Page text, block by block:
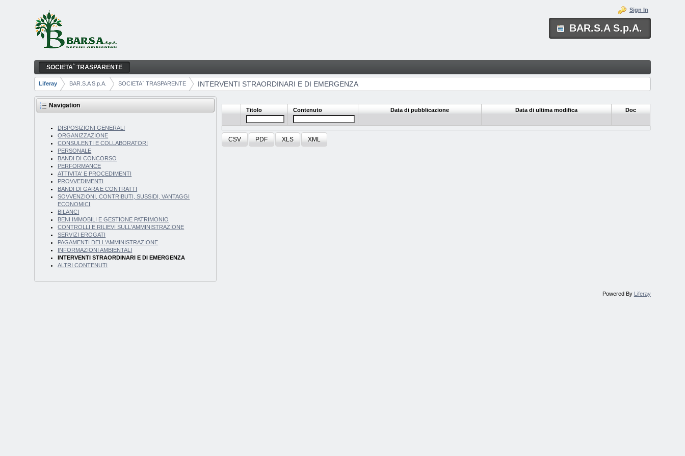
BAR.S.A S.p.A.
INTERVENTI STRAORDINARI E DI EMERGENZA
Sign In
Navigation
SOCIETA` TRASPARENTE
Breadcrumbs
Liferay BAR.S.A S.p.A. SOCIETA` TRASPARENTE INTERVENTI STRAORDINARI E DI EMERGENZA
Navigation
DISPOSIZIONI GENERALI
ORGANIZZAZIONE
CONSULENTI E COLLABORATORI
PERSONALE
BANDI DI CONCORSO
PERFORMANCE
ATTIVITA' E PROCEDIMENTI
PROVVEDIMENTI
BANDI DI GARA E CONTRATTI
SOVVENZIONI, CONTRIBUTI, SUSSIDI, VANTAGGI
ECONOMICI
BILANCI
BENI IMMOBILI E GESTIONE PATRIMONIO
CONTROLLI E RILIEVI SULL'AMMINISTRAZIONE
SERVIZI EROGATI
PAGAMENTI DELL'AMMINISTRAZIONE
INFORMAZIONI AMBIENTALI
INTERVENTI STRAORDINARI E DI EMERGENZA
ALTRI CONTENUTI
Titolo Contenuto Data di pubblicazione Data di ultima modifica Doc
CSV PDF XLS XML
Powered By Liferay